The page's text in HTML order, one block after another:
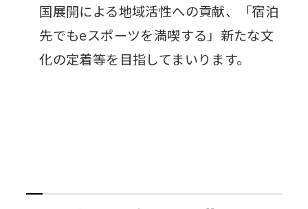
国展開による地域活性への貢献、「宿泊
先でもeスポーツを満喫する」新たな文
化の定着等を目指してまいります。